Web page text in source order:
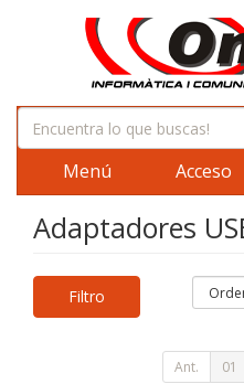
Menú Acceso
Adaptadores
Filtro
Ant. 01